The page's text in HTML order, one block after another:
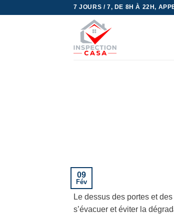
7 JOURS / 7, DE 8H À 22H,
09
Fév
Le dessus des portes et
s’évacuer et éviter la